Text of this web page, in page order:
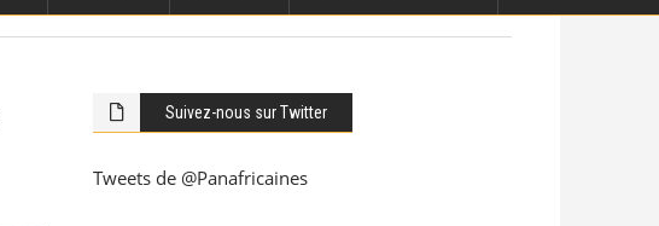
Suivez-nous sur Twitter
Tweets de @Panafricaines